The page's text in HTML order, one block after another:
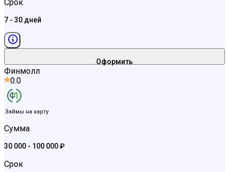
Срок
7 - 30 дней
Оформить
Финмолл
0.0
Займы на карту
Сумма
30 000 - 100 000 ₽
Срок